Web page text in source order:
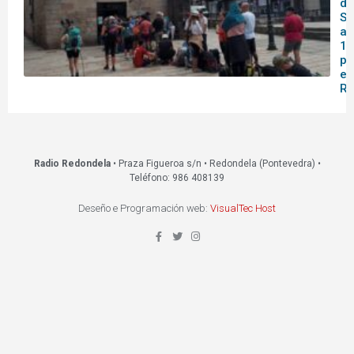
de
14
en
Radio Redondela• Praza Figueroa s/n • Redondela (Pontevedra) •
Teléfono: 986 408139
Deseño e Programación web: VisualTec Host